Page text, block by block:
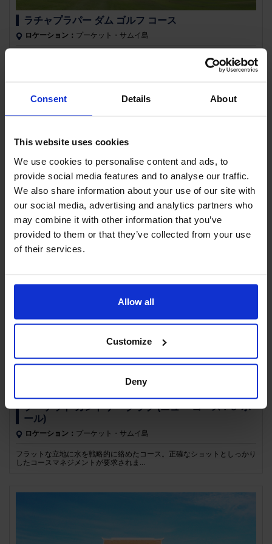
Consent Details About
This website uses cookies
We use cookies to personalise content and ads, to
provide social media features and to analyse our traffic.
We also share information about your use of our site with
our social media, advertising and analytics partners who
may combine it with other information that you’ve
provided to them or that they’ve collected from your use
of their services.
Allow all
Customize
Deny
ラチャプラパー ダム ゴルフ コース
ロケーション： プーケット・サムイ島
カオソック国立公園近くの山岳コースタイの雄大な自然の山奥に開発され
ラグーナ ゴルフ プーケット 改装後
５つ星ホテルが立ち並ぶ壮大なリゾートエリア“ラグーナ”の中にある唯一
プーケット カントリー クラブ (ニュー コース : ９ ホ
ール)
ロケーション： プーケット・サムイ島
フラットな立地に水を戦略的に絡めたコース。正確なショットとしっかり
したコースマネジメントが要求されま...